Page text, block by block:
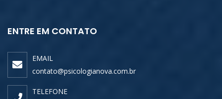
ENTRE EM CONTATO
EMAIL
contato@psicologianova.com.br
TELEFONE